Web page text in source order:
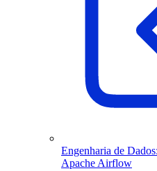
Engenharia de
Apache Airflow